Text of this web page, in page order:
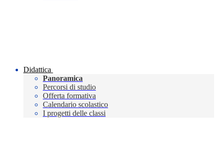
Didattica
Panoramica
Percorsi di studio
Offerta formativa
Calendario scolastico
I progetti delle classi